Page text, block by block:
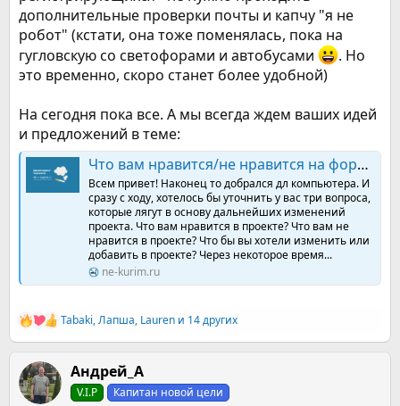
дополнительные проверки почты и капчу "я не
робот" (кстати, она тоже поменялась, пока на
гугловскую со светофорами и автобусами
. Но
это временно, скоро станет более удобной)
На сегодня пока все. А мы всегда ждем ваших идей
и предложений в теме:
Что вам нравится/не нравится на форуме. Что добавить?
Всем привет! Наконец то добрался дл компьютера. И
сразу с ходу, хотелось бы уточнить у вас три вопроса,
которые лягут в основу дальнейших изменений
проекта. Что вам нравится в проекте? Что вам не
нравится в проекте? Что бы вы хотели изменить или
добавить в проекте? Через некоторое время...
ne-kurim.ru
Р
е
к
ц
и
Tabaki,Лапша, Lauren и 14 других
Андрей_А
V.I.P Капитан новой цели